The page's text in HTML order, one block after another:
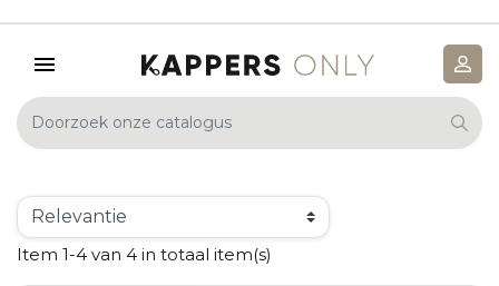
Item 1-4 van 4 in totaal item(s)